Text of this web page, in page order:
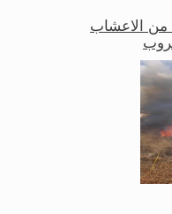
من الاعشاب